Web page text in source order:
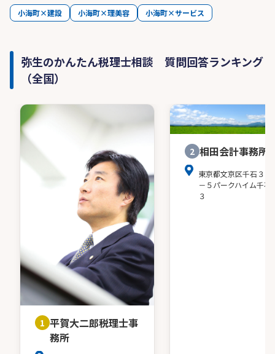
小海町×建設 小海町×理美容 小海町×サービス
弥生のかんたん税理士相談 質問回答ランキング
（全国）
1 平賀大二郎税理士事
務所
2 相田会計事務所
東京都文京区千石３－
－５パークハイム千石
３